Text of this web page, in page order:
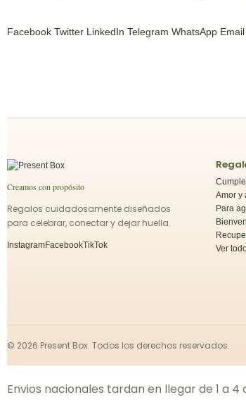
Facebook Twitter LinkedIn Telegram WhatsApp Email
Creamos con propósito
Regalos cuidadosamente diseñados
para celebrar, conectar y dejar huella.
InstagramFacebookTikTok
Amor y
Para
Ver
© 2026 Present Box. Todos los derechos reservados.
Envios nacionales tardan en llegar de 1 a